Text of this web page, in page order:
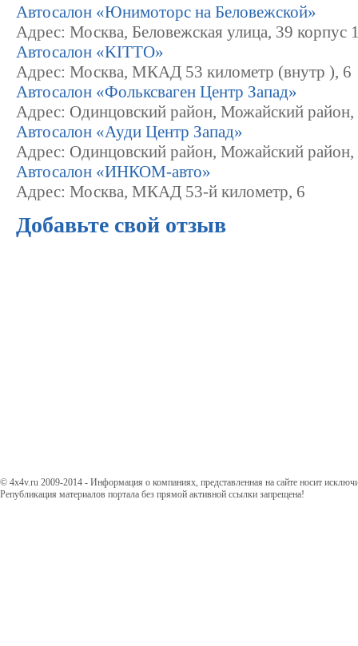
Автосалон «Юнимоторс на Беловежской»
Адрес: Москва, Беловежская улица, 39 корпус
Автосалон «KITTO»
Адрес: Москва, МКАД 53 километр (внутр ), 6
Автосалон «Фольксваген Центр Запад»
Адрес: Одинцовский район, Можайский
Автосалон «Ауди Центр Запад»
Адрес: Одинцовский район, Можайский
Автосалон «ИНКОМ-авто»
Адрес: Москва, МКАД 53-й километр, 6
Добавьте свой отзыв
© 4x4v.ru 2009-2014 - Информация о компаниях, представленная на сайте носит
Републикация материалов портала без прямой активной ссылки запрещена!